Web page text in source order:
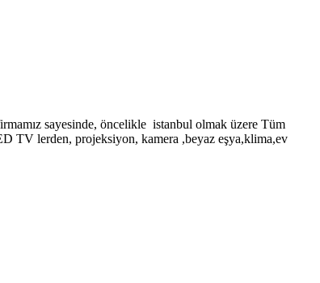
sayesinde, öncelikle istanbul olmak üzere Tüm
TV lerden, projeksiyon, kamera ,beyaz eşya,klima,ev